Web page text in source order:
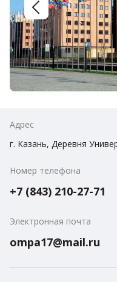
Адрес
г. Казань, Деревня
Номер телефона
+7 (843) 210-27-71
Электронная почта
ompa17@mail.ru